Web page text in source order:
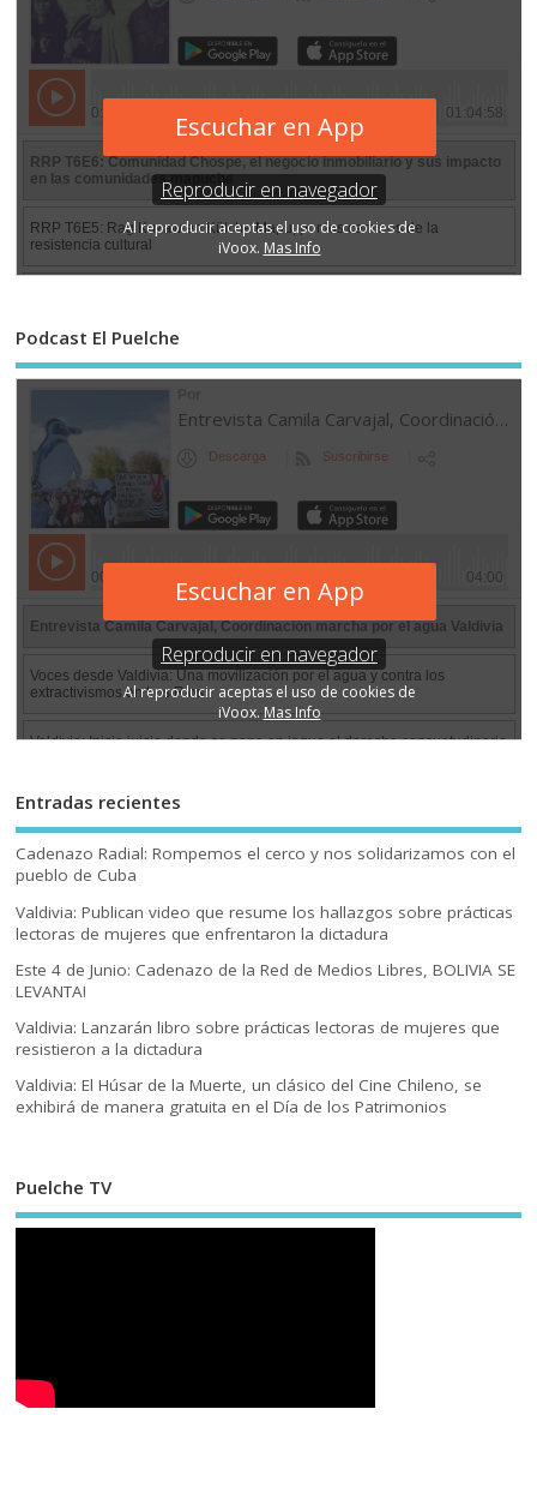
Podcast El Puelche
Entradas recientes
Cadenazo Radial: Rompemos el cerco y nos solidarizamos con el
pueblo de Cuba
Valdivia: Publican video que resume los hallazgos sobre prácticas
lectoras de mujeres que enfrentaron la dictadura
Este 4 de Junio: Cadenazo de la Red de Medios Libres, BOLIVIA SE
LEVANTA!
Valdivia: Lanzarán libro sobre prácticas lectoras de mujeres que
resistieron a la dictadura
Valdivia: El Húsar de la Muerte, un clásico del Cine Chileno, se
exhibirá de manera gratuita en el Día de los Patrimonios
Puelche TV